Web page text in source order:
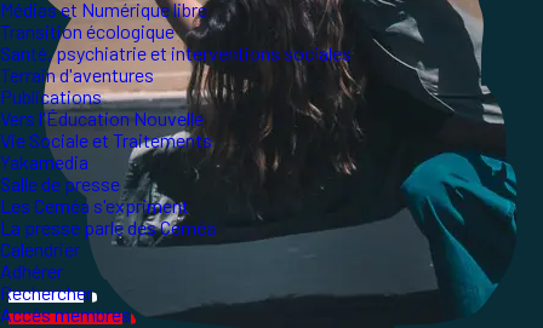
Médias et Numérique libre
Transition écologique
Santé, psychiatrie et interventions sociales
Terrain d'aventures
Publications
Vers l'Éducation Nouvelle
Vie Sociale et Traitements
Yakamedia
Salle de presse
Les Ceméa s'expriment
La presse parle des Ceméa
Calendrier
Adhérer
Rechercher
Accès membres